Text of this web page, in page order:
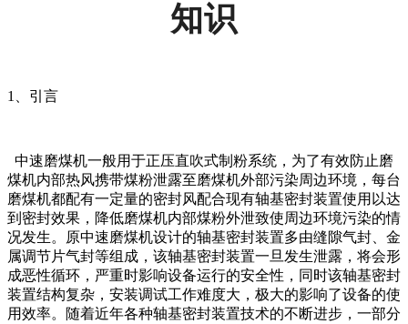
知识
1、引言
中速磨煤机一般用于正压直吹式制粉系统，为了有效防止磨
煤机内部热风携带煤粉泄露至磨煤机外部污染周边环境，每台
磨煤机都配有一定量的密封风配合现有轴基密封装置使用以达
到密封效果，降低磨煤机内部煤粉外泄致使周边环境污染的情
况发生。原中速磨煤机设计的轴基密封装置多由缝隙气封、金
属调节片气封等组成，该轴基密封装置一旦发生泄露，将会形
成恶性循环，严重时影响设备运行的安全性，同时该轴基密封
装置结构复杂，安装调试工作难度大，极大的影响了设备的使
用效率。随着近年各种轴基密封装置技术的不断进步，一部分